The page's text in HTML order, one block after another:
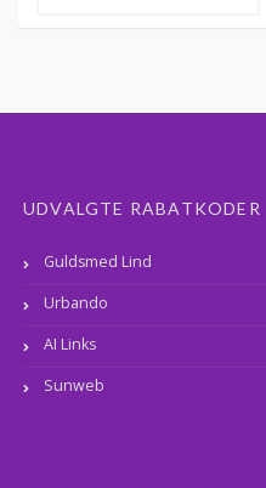
UDVALGTE RABATKODER
Guldsmed Lind
Urbando
AI Links
Sunweb